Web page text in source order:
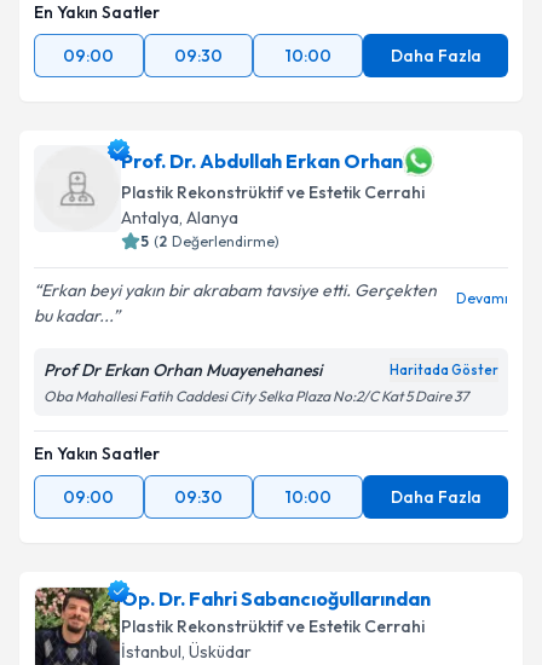
En Yakın Saatler
09:00
09:30 10:00 Daha Fazla
Prof. Dr. Abdullah Erkan Orhan
Plastik Rekonstrüktif ve Estetik Cerrahi
Antalya, Alanya
5 (2 Değerlendirme)
Erkan beyi yakın bir akrabam tavsiye etti. Gerçekten
bu kadar...
Devamı
Prof Dr Erkan Orhan Muayenehanesi Haritada Göster
Oba Mahallesi Fatih Caddesi City Selka Plaza No:2/C Kat 5 Daire 37
En Yakın Saatler
09:00
09:30 10:00 Daha Fazla
Op. Dr. Fahri Sabancıoğullarından
Plastik Rekonstrüktif ve Estetik Cerrahi
İstanbul, Üsküdar